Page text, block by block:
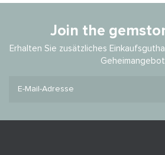
Join the
Erhalten Sie zusätzliches
Geheimangebot